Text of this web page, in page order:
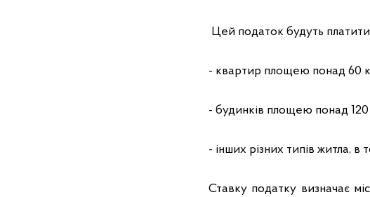
Цей податок будуть
- квартир площею понад 60
- будинків площею понад 120
- інших різних типів житла, в
Ставку податку визначає